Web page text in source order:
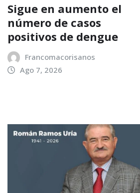
Sigue en aumento el
número de casos
positivos de dengue
Francomacorisanos
Ago 7, 2026